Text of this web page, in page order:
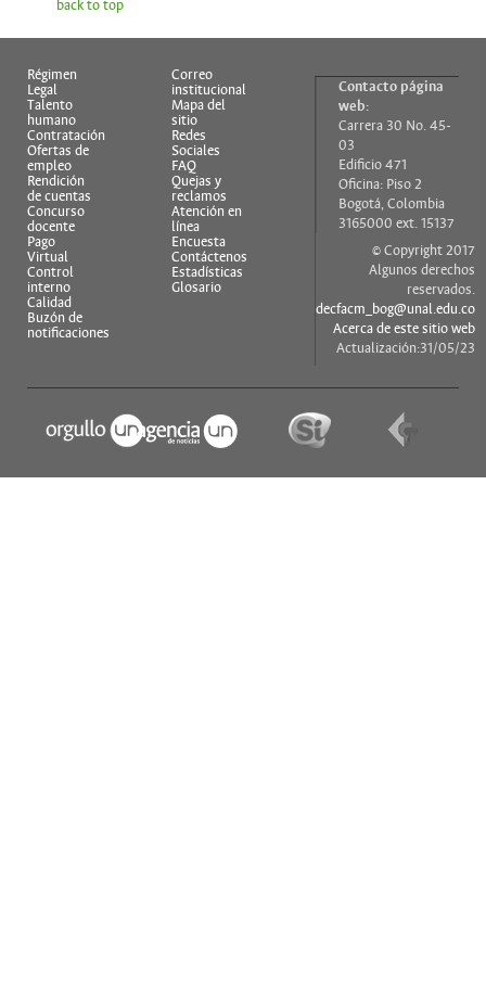
back to top
Régimen
Legal
Talento
humano
Contratación
Ofertas de
empleo
Rendición
de cuentas
Concurso
docente
Pago
Virtual
Control
interno
Calidad
Buzón de
notificaciones
Correo
institucional
Mapa del
sitio
Redes
Sociales
FAQ
Quejas y
reclamos
Atención en
línea
Encuesta
Contáctenos
Estadísticas
Glosario
Contacto página
web:
Carrera 30 No. 45-
03
Edificio 471
Oficina: Piso 2
Bogotá, Colombia
3165000 ext. 15137
© Copyright 2017
Algunos derechos
reservados.
decfacm_bog@unal.edu.co
Acerca de este sitio web
Actualización:31/05/23